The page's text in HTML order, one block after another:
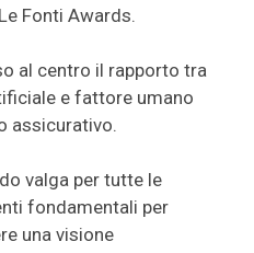
Fonti Awards.
al centro il rapporto tra
e fattore umano
assicurativo.
valga per tutte le
fondamentali per
una visione